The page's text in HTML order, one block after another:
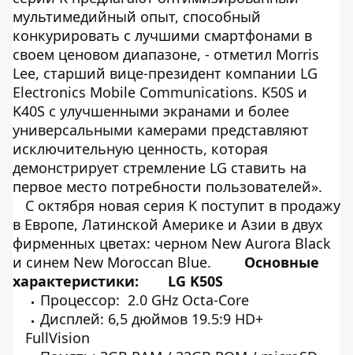
мультимедийный опыт, способный
конкурировать с лучшими смартфонами в
своем ценовом диапазоне, - отметил Morris
Lee, старший вице-президент компании LG
Electronics Mobile Communications. K50S и
K40S с улучшенными экранами и более
универсальными камерами представляют
исключительную ценность, которая
демонстрирует стремление LG ставить на
первое место потребности пользователей».
С октября новая серия K поступит в продажу
в Европе, Латинской Америке и Азии в двух
фирменных цветах: черном New Aurora Black
и синем New Moroccan Blue.
Основные
характеристики:
LG K50S
Процессор: 2.0 GHz Octa-Core
Дисплей: 6,5 дюймов 19.5:9 HD+
FullVision